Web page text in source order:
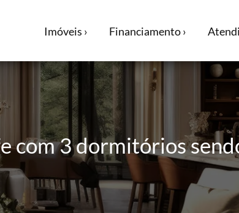
Imóveis › Financiamento ›
com 3 dormitórios